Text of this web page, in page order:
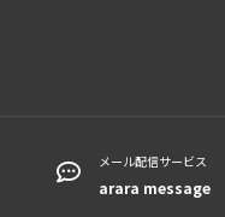
メール配信サービス
arara message